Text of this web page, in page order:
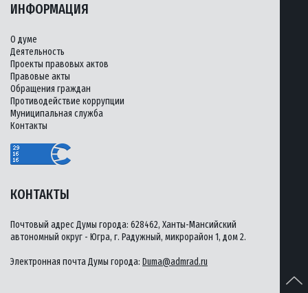
КОНТАКТЫ
Почтовый адрес Думы города: 628462, Ханты-Мансийский
автономный округ - Югра, г. Радужный, микрорайон 1, дом 2.
Электронная почта Думы города: Duma@admrad.ru
ИНФОРМАЦИЯ
О думе
Деятельность
Проекты правовых актов
Правовые акты
Обращения граждан
Противодействие коррупции
Муниципальная служба
Контакты